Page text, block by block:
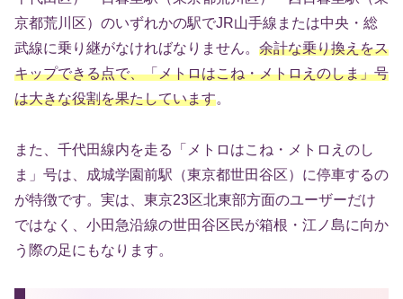
京都荒川区）のいずれかの駅でJR山手線または中央・総
武線に乗り継がなければなりません。 余計な乗り換えをス
キップできる点で、「メトロはこね・メトロえのしま」号
は大きな役割を果たしています。
また、千代田線内を走る「メトロはこね・メトロえのし
ま」号は、成城学園前駅（東京都世田谷区）に停車するの
が特徴です。実は、東京23区北東部方面のユーザーだけ
ではなく、小田急沿線の世田谷区民が箱根・江ノ島に向か
う際の足にもなります。